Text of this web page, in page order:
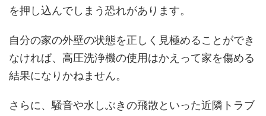
を押し込んでしまう恐れがあります。
自分の家の外壁の状態を正しく見極めることができ
なければ、高圧洗浄機の使用はかえって家を傷める
結果になりかねません。
さらに、騒音や水しぶきの飛散といった近隣トラブ